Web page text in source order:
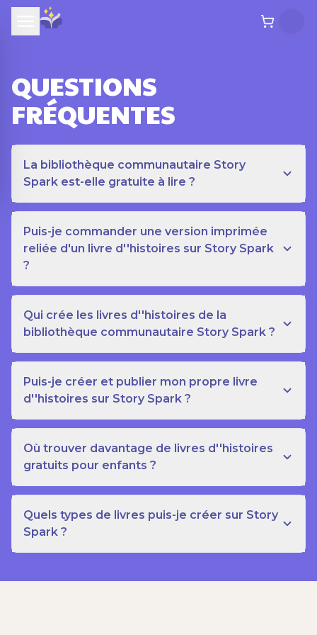
QUESTIONS
FRÉQUENTES
La bibliothèque communautaire Story
Spark est-elle gratuite à lire ?
Puis-je commander une version imprimée
reliée d'un livre d''histoires sur Story Spark
?
Qui crée les livres d''histoires de la
bibliothèque communautaire Story Spark ?
Puis-je créer et publier mon propre livre
d''histoires sur Story Spark ?
Où trouver davantage de livres d''histoires
gratuits pour enfants ?
Quels types de livres puis-je créer sur Story
Spark ?